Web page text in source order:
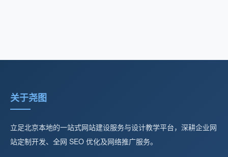
关于尧图
立足北京本地的一站式网站建设服务与设计教学平台，深耕企业网
站定制开发、全网 SEO 优化及网络推广服务。